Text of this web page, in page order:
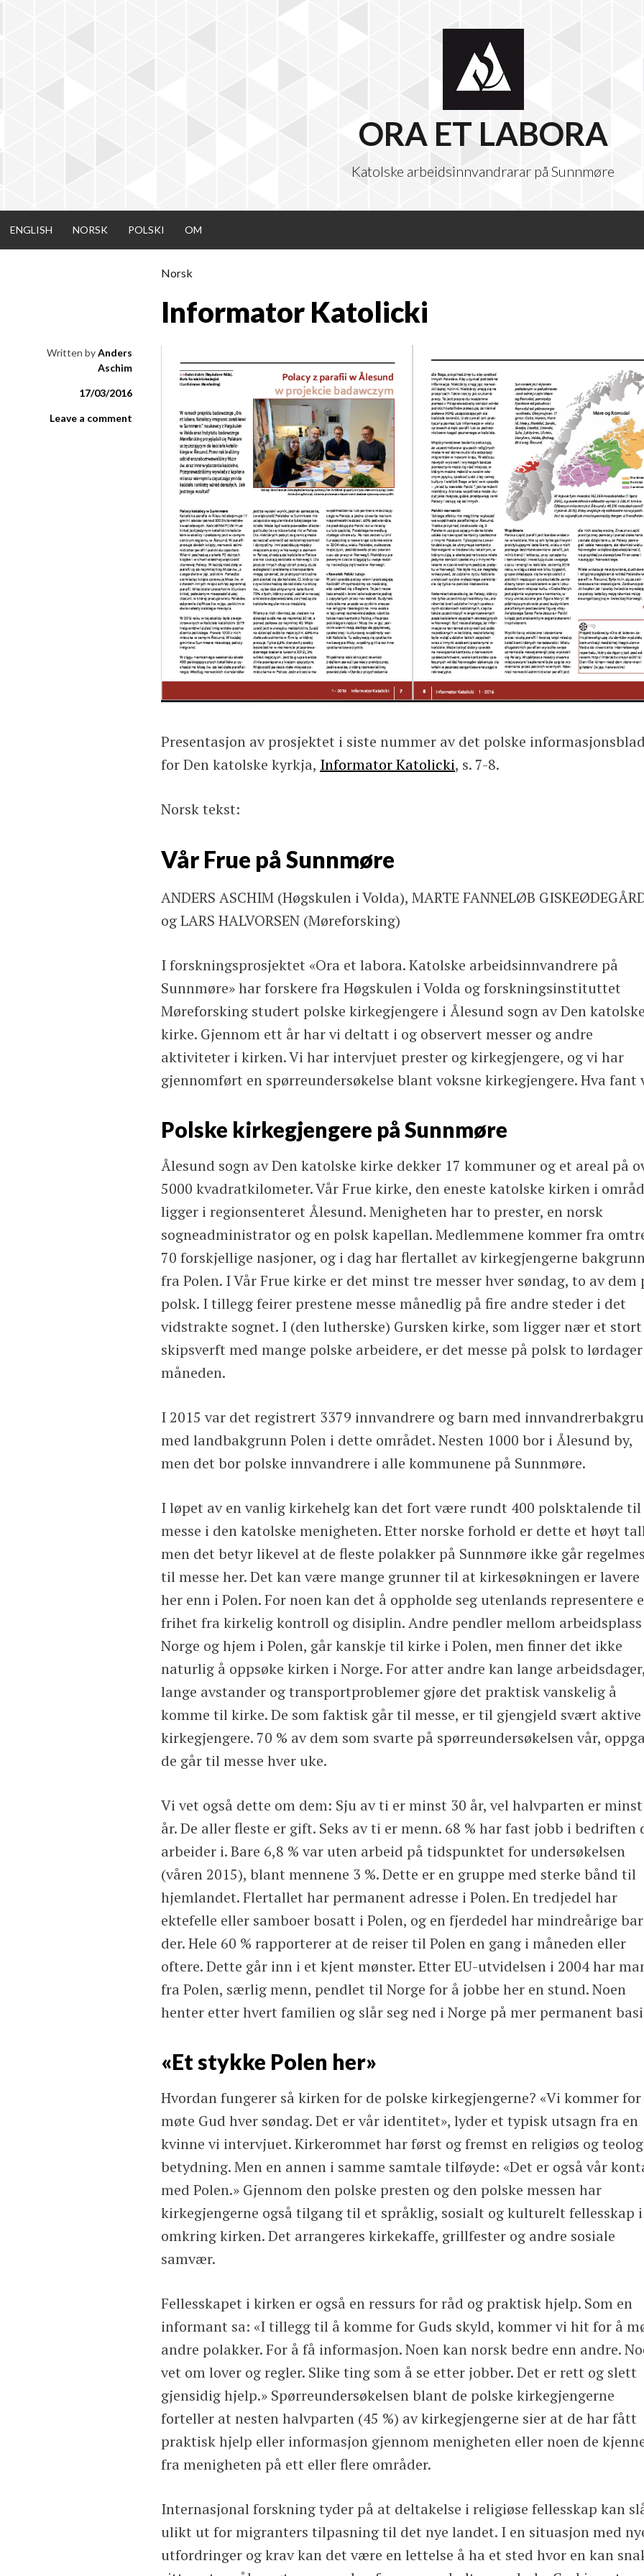
ORA ET LABORA
Katolske arbeidsinnvandrarar på Sunnmøre
ENGLISH NORSK POLSKI OM
Norsk
Informator Katolicki
Written byAnders
Aschim
17/03/2016
Leave a comment
Presentasjon av prosjektet i siste nummer av det polske
for Den katolske kyrkja, Informator Katolicki, s. 7-8.
Norsk tekst:
Vår Frue på Sunnmøre
ANDERS ASCHIM (Høgskulen i Volda), MARTE FANNELØB
og LARS HALVORSEN (Møreforsking)
I forskningsprosjektet «Ora et labora. Katolske arbeidsinnvandrere på
Sunnmøre» har forskere fra Høgskulen i Volda og forskningsinstituttet
Møreforsking studert polske kirkegjengere i Ålesund sogn av Den katolske
kirke. Gjennom ett år har vi deltatt i og observert messer og andre
aktiviteter i kirken. Vi har intervjuet prester og kirkegjengere, og vi har
gjennomført en spørreundersøkelse blant voksne kirkegjengere. Hva fant
Polske kirkegjengere på Sunnmøre
Ålesund sogn av Den katolske kirke dekker 17 kommuner og et areal på
5000 kvadratkilometer. Vår Frue kirke, den eneste katolske kirken i
ligger i regionsenteret Ålesund. Menigheten har to prester, en norsk
sogneadministrator og en polsk kapellan. Medlemmene kommer fra
70 forskjellige nasjoner, og i dag har flertallet av kirkegjengerne
fra Polen. I Vår Frue kirke er det minst tre messer hver søndag, to av dem
polsk. I tillegg feirer prestene messe månedlig på fire andre steder i det
vidstrakte sognet. I (den lutherske) Gursken kirke, som ligger nær et stort
skipsverft med mange polske arbeidere, er det messe på polsk to
måneden.
I 2015 var det registrert 3379 innvandrere og barn med
med landbakgrunn Polen i dette området. Nesten 1000 bor i Ålesund by,
men det bor polske innvandrere i alle kommunene på Sunnmøre.
I løpet av en vanlig kirkehelg kan det fort være rundt 400 polsktalende til
messe i den katolske menigheten. Etter norske forhold er dette et høyt
men det betyr likevel at de fleste polakker på Sunnmøre ikke går
til messe her. Det kan være mange grunner til at kirkesøkningen er lavere
her enn i Polen. For noen kan det å oppholde seg utenlands representere
frihet fra kirkelig kontroll og disiplin. Andre pendler mellom
Norge og hjem i Polen, går kanskje til kirke i Polen, men finner det ikke
naturlig å oppsøke kirken i Norge. For atter andre kan lange arbeidsdager,
lange avstander og transportproblemer gjøre det praktisk vanskelig å
komme til kirke. De som faktisk går til messe, er til gjengjeld svært aktive
kirkegjengere. 70 % av dem som svarte på spørreundersøkelsen vår,
de går til messe hver uke.
Vi vet også dette om dem: Sju av ti er minst 30 år, vel halvparten er
år. De aller fleste er gift. Seks av ti er menn. 68 % har fast jobb i bedriften
arbeider i. Bare 6,8 % var uten arbeid på tidspunktet for undersøkelsen
(våren 2015), blant mennene 3 %. Dette er en gruppe med sterke bånd til
hjemlandet. Flertallet har permanent adresse i Polen. En tredjedel har
ektefelle eller samboer bosatt i Polen, og en fjerdedel har mindreårige
der. Hele 60 % rapporterer at de reiser til Polen en gang i måneden eller
oftere. Dette går inn i et kjent mønster. Etter EU-utvidelsen i 2004 har
fra Polen, særlig menn, pendlet til Norge for å jobbe her en stund. Noen
henter etter hvert familien og slår seg ned i Norge på mer permanent
«Et stykke Polen her»
Hvordan fungerer så kirken for de polske kirkegjengerne? «Vi kommer for
møte Gud hver søndag. Det er vår identitet», lyder et typisk utsagn fra en
kvinne vi intervjuet. Kirkerommet har først og fremst en religiøs og
betydning. Men en annen i samme samtale tilføyde: «Det er også vår
med Polen.» Gjennom den polske presten og den polske messen har
kirkegjengerne også tilgang til et språklig, sosialt og kulturelt fellesskap
omkring kirken. Det arrangeres kirkekaffe, grillfester og andre sosiale
samvær.
Fellesskapet i kirken er også en ressurs for råd og praktisk hjelp. Som en
informant sa: «I tillegg til å komme for Guds skyld, kommer vi hit for å
andre polakker. For å få informasjon. Noen kan norsk bedre enn andre.
vet om lover og regler. Slike ting som å se etter jobber. Det er rett og slett
gjensidig hjelp.» Spørreundersøkelsen blant de polske kirkegjengerne
forteller at nesten halvparten (45 %) av kirkegjengerne sier at de har fått
praktisk hjelp eller informasjon gjennom menigheten eller noen de
fra menigheten på ett eller flere områder.
Internasjonal forskning tyder på at deltakelse i religiøse fellesskap kan
ulikt ut for migranters tilpasning til det nye landet. I en situasjon med
utfordringer og krav kan det være en lettelse å ha et sted hvor en kan